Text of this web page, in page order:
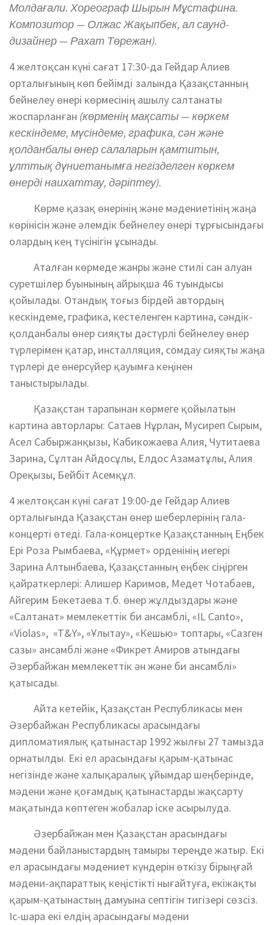
Молдағали. Хореограф Шырын Мұстафина.
Композитор — Олжас Жақыпбек, ал саунд-
дизайнер — Рахат Төрежан).
4 желтоқсан күні сағат 17:30-да Гейдар Алиев
орталығының көп бейімді залында Қазақстанның
бейнелеу өнері көрмесінің ашылу салтанаты
жоспарланған (көрменің мақсаты — көркем
кескіндеме, мүсіндеме, графика, сән және
қолданбалы өнер салаларын қамтитын,
ұлттық дүниетанымға негізделген көркем
өнерді наихаттау, дәріптеу).
Көрме қазақ өнерінің және мәдениетінің жаңа
көрінісін және әлемдік бейнелеу өнері тұрғысындағы
олардың кең түсінігін ұсынады.
Аталған көрмеде жанры және стилі сан алуан
суретшілер буынының айрықша 46 туындысы
қойылады. Отандық тоғыз бірдей автордың
кескіндеме, графика, кестеленген картина, сәндік-
қолданбалы өнер сияқты дәстүрлі бейнелеу өнер
түрлерімен қатар, инсталляция, сомдау сияқты жаңа
түрлері де өнерсүйер қауымға кеңінен
таныстырылады.
Қазақстан тарапынан көрмеге қойылатын
картина авторлары: Сатаев Нұрлан, Мусиреп Сырым,
Асел Сабыржанқызы, Кабикожаева Алия, Чутитаева
Зарина, Сұлтан Айдосұлы, Елдос Азаматұлы, Алия
Ореқызы, Бейбіт Асемқұл.
4 желтоқсан күні сағат 19:00-де Гейдар Алиев
орталығында Қазақстан өнер шеберлерінің гала-
концерті өтеді. Гала-концертке Қазақстанның Еңбек
Ері Роза Рымбаева, «Құрмет» орденінің иегері
Зарина Алтынбаева, Қазақстанның еңбек сіңірген
қайраткерлері: Алишер Каримов, Медет Чотабаев,
Айгерим Бекетаева т.б. өнер жұлдыздары және
«Салтанат» мемлекеттік би ансамблі, «IL Canto»,
«Violas», «T&Y», «Ұлытау», «Кешью» топтары, «Сазген
сазы» ансамблі және «Фикрет Амиров атындағы
Әзербайжан мемлекеттік ән және би ансамблі»
қатысады.
Айта кетейік, Қазақстан Республикасы мен
Әзербайжан Республикасы арасындағы
дипломатиялық қатынастар 1992 жылғы 27 тамызда
орнатылды. Екі ел арасындағы қарым-қатынас
негізінде және халықаралық ұйымдар шеңберінде,
мәдени және қоғамдық қатынастарды жақсарту
мақатында көптеген жобалар іске асырылуда.
Әзербайжан мен Қазақстан арасындағы
мәдени байланыстардың тамыры тереңде жатыр. Екі
ел арасындағы мәдениет күндерін өткізу бірыңғай
мәдени-ақпараттық кеңістікті нығайтуға, екіжақты
қарым-қатынастың дамуына септігін тигізері сөзсіз.
Іс-шара екі елдің арасындағы мәдени